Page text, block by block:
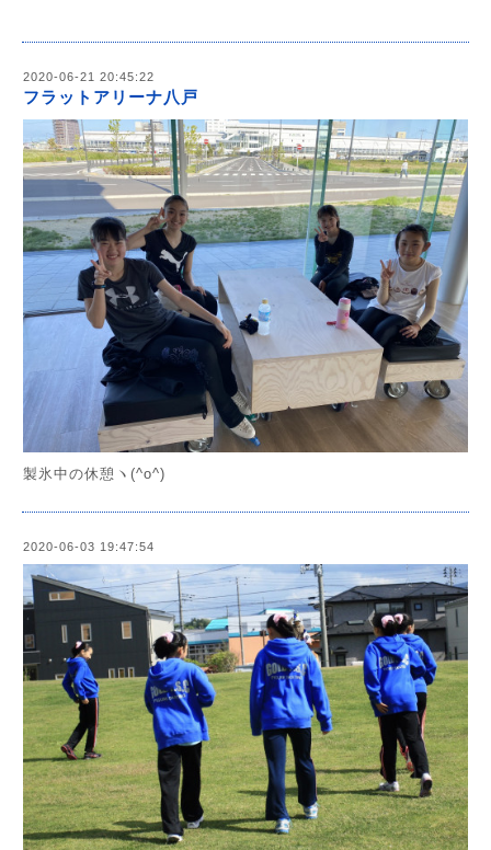
2020-06-21 20:45:22
フラットアリーナ八戸
製氷中の休憩ヽ(^o^)
2020-06-03 19:47:54